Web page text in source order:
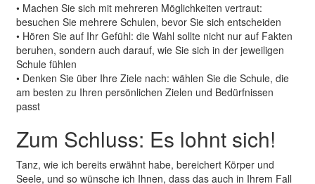
• Machen Sie sich mit mehreren Möglichkeiten vertraut:
besuchen Sie mehrere Schulen, bevor Sie sich entscheiden
• Hören Sie auf Ihr Gefühl: die Wahl sollte nicht nur auf Fakten
beruhen, sondern auch darauf, wie Sie sich in der jeweiligen
Schule fühlen
• Denken Sie über Ihre Ziele nach: wählen Sie die Schule, die
am besten zu Ihren persönlichen Zielen und Bedürfnissen
passt
Zum Schluss: Es lohnt sich!
Tanz, wie ich bereits erwähnt habe, bereichert Körper und
Seele, und so wünsche ich Ihnen, dass das auch in Ihrem Fall